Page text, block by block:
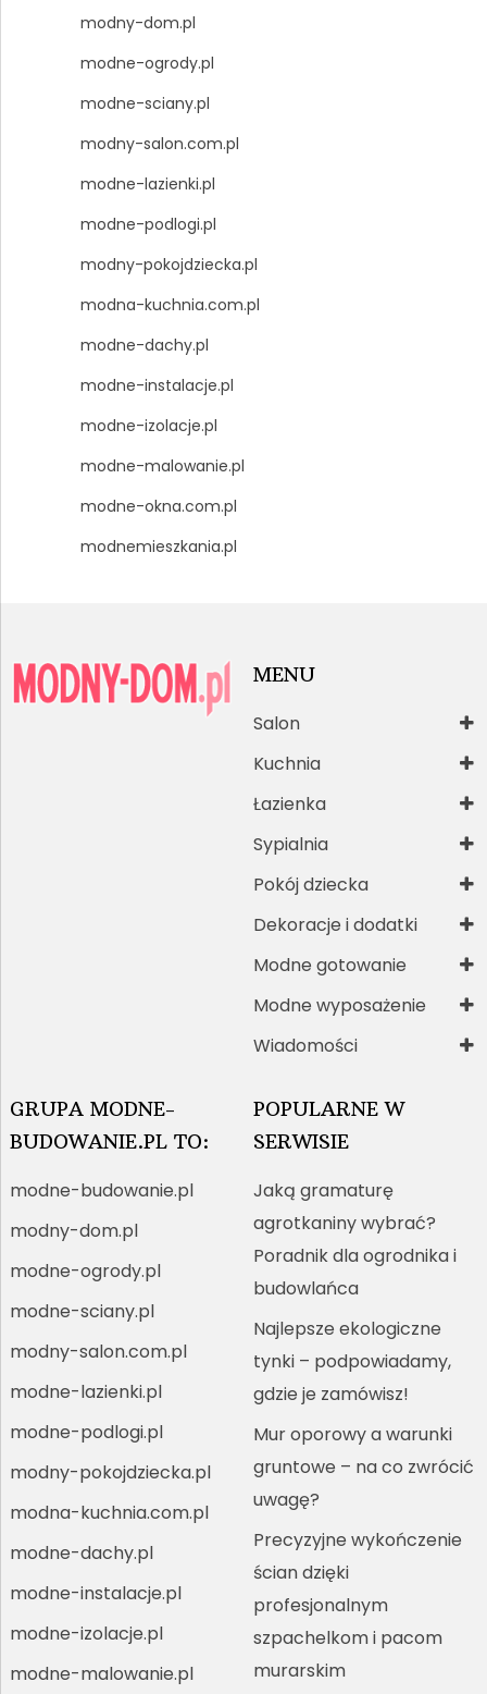
modny-dom.pl
modne-ogrody.pl
modne-sciany.pl
modny-salon.com.pl
modne-lazienki.pl
modne-podlogi.pl
modny-pokojdziecka.pl
modna-kuchnia.com.pl
modne-dachy.pl
modne-instalacje.pl
modne-izolacje.pl
modne-malowanie.pl
modne-okna.com.pl
modnemieszkania.pl
MENU
Salon
Kuchnia
Łazienka
Sypialnia
Pokój dziecka
Dekoracje i dodatki
Modne gotowanie
Modne wyposażenie
Wiadomości
GRUPA MODNE-
BUDOWANIE.PL TO:
modne-budowanie.pl
modny-dom.pl
modne-ogrody.pl
modne-sciany.pl
modny-salon.com.pl
modne-lazienki.pl
modne-podlogi.pl
modny-pokojdziecka.pl
modna-kuchnia.com.pl
modne-dachy.pl
modne-instalacje.pl
modne-izolacje.pl
modne-malowanie.pl
POPULARNE W
SERWISIE
Jaką gramaturę
agrotkaniny wybrać?
Poradnik dla ogrodnika i
budowlańca
Najlepsze ekologiczne
tynki – podpowiadamy,
gdzie je zamówisz!
Mur oporowy a warunki
gruntowe – na co zwrócić
uwagę?
Precyzyjne wykończenie
ścian dzięki
profesjonalnym
szpachelkom i pacom
murarskim